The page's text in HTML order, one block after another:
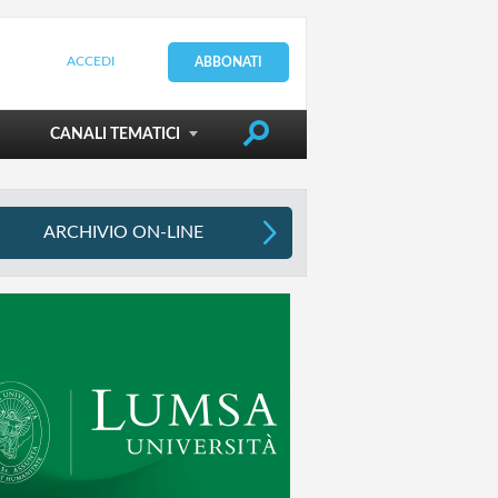
ACCEDI ABBONATI
DIRIGERE LA SCUOLA
CANALI TEMATICI
ARCHIVIO ON-LINE